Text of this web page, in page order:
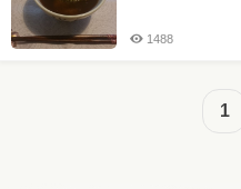
1488
1